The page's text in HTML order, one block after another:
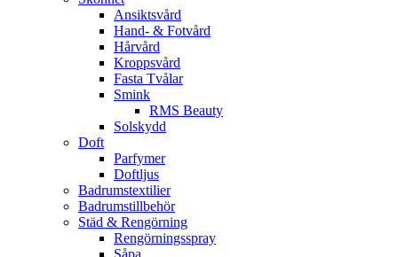
Ansiktsvård
Hand- & Fotvård
Hårvård
Kroppsvård
Fasta Tvålar
Smink
RMS Beauty
Solskydd
Doft
Parfymer
Doftljus
Badrumstextilier
Badrumstillbehör
Städ & Rengörning
Rengörningsspray
Såpa